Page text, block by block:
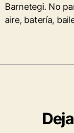
Barnetegi. No
aire, batería,